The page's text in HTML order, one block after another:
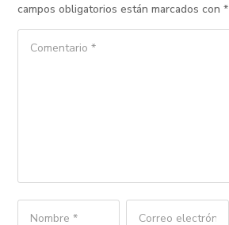
campos obligatorios están marcados con*